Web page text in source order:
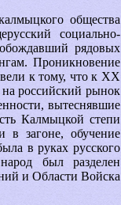
общества
социально-
рядовых
Проникновение
к тому, что к XX
российский рынок
вытеснявшие
Калмыцкой степи
в загоне, обучение
в руках русского
был разделен
и Области Войска